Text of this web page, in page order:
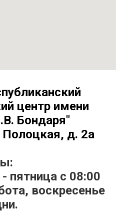
центр имени
Бондаря"
Полоцкая, д. 2а
пятница с 08:00
воскресенье